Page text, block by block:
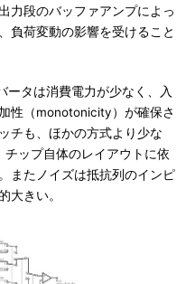
力段のバッファアンプによっ
負荷変動の影響を受けること
タは消費電力が少なく、入
性（monotonicity）が確保さ
チも、ほかの方式より少な
ップ自体のレイアウトに依
またノイズは抵抗列のインピ
大きい。